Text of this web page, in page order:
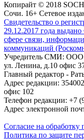
Копирайт © 2018
Сочи. 16+ Сетевое
Свидетельство о
29.12.2017 года
сфере связи,
коммуникаций
Учредитель СМИ: ООО
ул. Ленина, д.10 офис
Главный редактор -
Адрес редакции:
офис 102
Телефон редакции: +7
Адрес электронной
Согласие на
Политика по защите